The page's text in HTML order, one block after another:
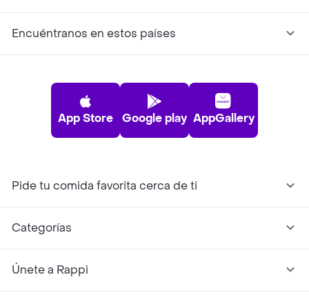
Encuéntranos en estos países
App Store Google play AppGallery
Pide tu comida favorita cerca de ti
Categorías
Únete a Rappi